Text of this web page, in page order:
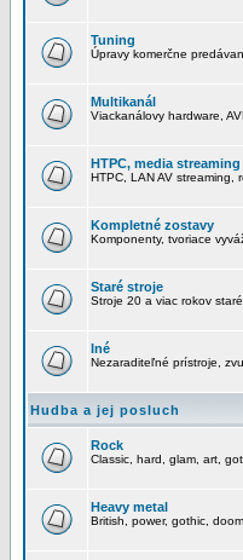
Tuning
Úpravy komerčne
Multikanál
Viackanálovy hardware,
HTPC, media streaming
HTPC, LAN AV streaming,
Kompletné zostavy
Komponenty, tvoriace
Staré stroje
Stroje 20 a viac rokov
Iné
Nezaraditeľné prístroje,
Hudba a jej posluch
Rock
Classic, hard, glam, art,
Heavy metal
British, power, gothic,